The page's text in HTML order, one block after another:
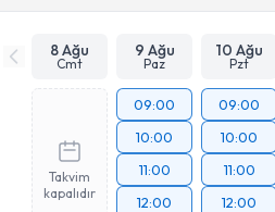
8 Ağu
Cmt
9 Ağu
Paz
10 Ağu
Pzt
Takvim
kapalıdır
09:00
10:00
11:00
12:00
09:00
10:00
11:00
12:00